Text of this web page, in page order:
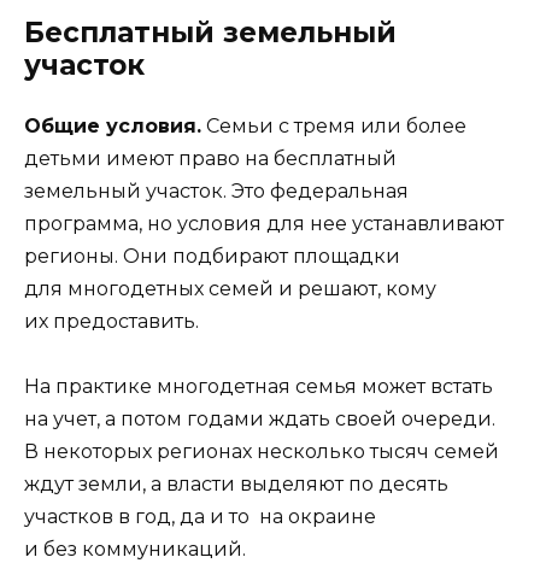
Бесплатный земельный
участок
Общие условия. Семьи с тремя или более
детьми имеют право на бесплатный
земельный участок. Это федеральная
программа, но условия для нее устанавливают
регионы. Они подбирают площадки
для многодетных семей и решают, кому
их предоставить.
На практике многодетная семья может встать
на учет, а потом годами ждать своей очереди.
В некоторых регионах несколько тысяч семей
ждут земли, а власти выделяют по десять
участков в год, да и то на окраине
и без коммуникаций.